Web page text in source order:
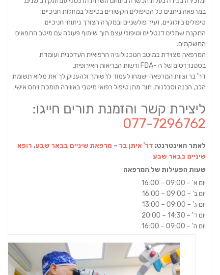
במרפאה ניתנים כל הטיפולים הקשורים בטיפול במחלות חניכיים:
טיפולים ביולוגיים, זעיר פולשניים ובמקרה הצורך ניתוחי חניכיים.
התקנת שתלים דנטליים וטיפולי עצם תוך שיתוף פעולה עם מיטב הרופאים
המשקמים.
המרפאה מצוידת במיטב הטכנולוגיה הרפואית העדכנית ועומדת
בסטנדרטים של ה -FDA ורשות הבריאות האירופית.
דר' בר וצוות המרפאה ישמחו לעמוד לרשותך ולהעניק לך את מלוא תשומת
הלב, הבנה וסבלנות, תוך מתן טיפול רפואי מיטבי באווירה תומכת ויחס אישי.
ליצירת קשר והזמנת תורים חייגו:
077-7296762
לאתר האינטרנט: דר' איתן בר – מרפאת שיניים בבאר שבע, רופא
שיניים בבאר שבע
שעות הפעילות של המרפאה
יום א' – 09:00 – 16:00
יום ב' – 09:00 – 16:00
יום ג' – 09:00 – 13:00
יום ד' – 14:30 – 20:00
יום ה' – 09:00 – 16:00